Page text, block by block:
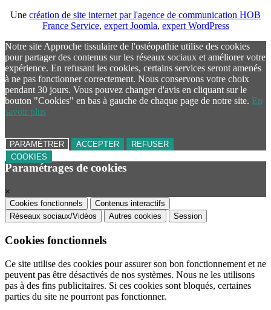
Une création de site internet par l'agence de communication HOB
France Service, expert Joomla, expert WordPress
Notre site Approche tissulaire de l'ostéopathie utilise des cookies
pour partager des contenus sur les réseaux sociaux et améliorer votre
expérience. En refusant les cookies, certains services seront amenés
à ne pas fonctionner correctement. Nous conservons votre choix
pendant 30 jours. Vous pouvez changer d'avis en cliquant sur le
bouton "Cookies" en bas à gauche de chaque page de notre site. En
savoir plus
PARAMÉTRER ACCEPTER
REFUSER
COOKIES
Paramétrages de cookies
×
Cookies fonctionnels
Contenus interactifs
Réseaux sociaux/Vidéos
Autres cookies Session
Cookies fonctionnels
Ce site utilise des cookies pour assurer son bon fonctionnement et ne
peuvent pas être désactivés de nos systèmes. Nous ne les utilisons
pas à des fins publicitaires. Si ces cookies sont bloqués, certaines
parties du site ne pourront pas fonctionner.